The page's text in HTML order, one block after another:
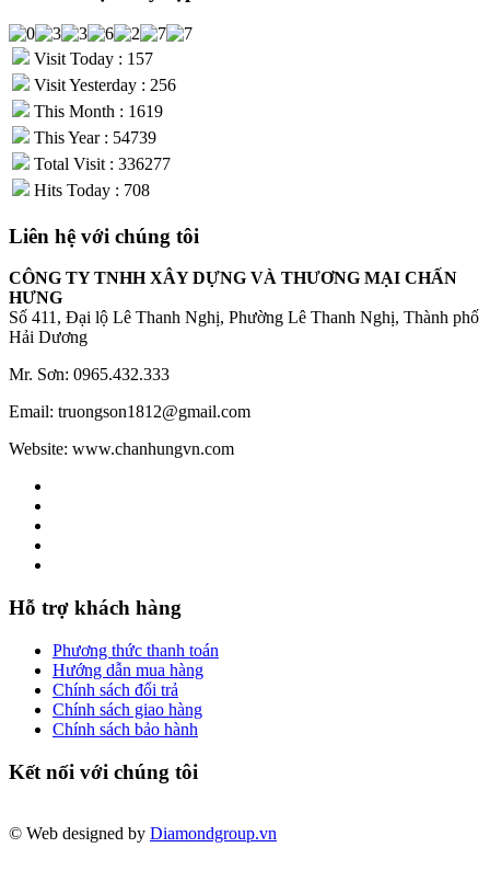
Visit Today : 157
Visit Yesterday : 256
This Month : 1619
This Year : 54739
Total Visit : 336277
Hits Today : 708
Liên hệ với chúng tôi
CÔNG TY TNHH XÂY DỰNG VÀ THƯƠNG MẠI CHẤN
HƯNG
Số 411, Đại lộ Lê Thanh Nghị, Phường Lê Thanh Nghị, Thành phố
Hải Dương
Mr. Sơn: 0965.432.333
Email: truongson1812@gmail.com
Website: www.chanhungvn.com
Hỗ trợ khách hàng
Phương thức thanh toán
Hướng dẫn mua hàng
Chính sách đổi trả
Chính sách giao hàng
Chính sách bảo hành
Kết nối với chúng tôi
© Web designed by Diamondgroup.vn